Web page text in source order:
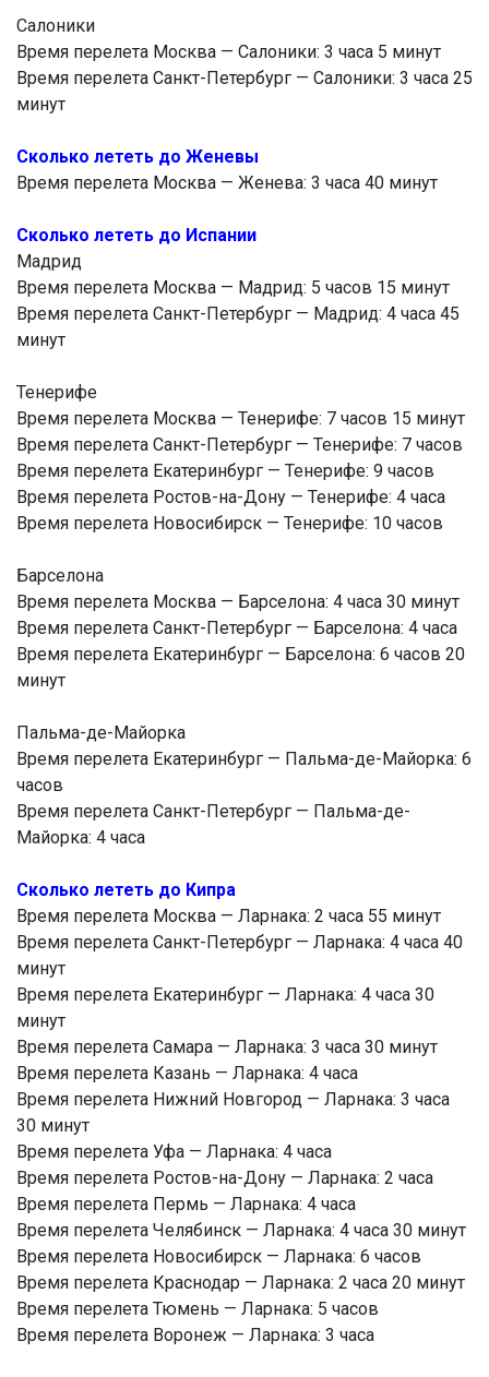
Салоники
Время перелета Москва — Салоники: 3 часа 5 минут
Время перелета Санкт-Петербург — Салоники: 3 часа 25
минут
Сколько лететь до Женевы
Время перелета Москва — Женева: 3 часа 40 минут
Сколько лететь до Испании
Мадрид
Время перелета Москва — Мадрид: 5 часов 15 минут
Время перелета Санкт-Петербург — Мадрид: 4 часа 45
минут
Тенерифе
Время перелета Москва — Тенерифе: 7 часов 15 минут
Время перелета Санкт-Петербург — Тенерифе: 7 часов
Время перелета Екатеринбург — Тенерифе: 9 часов
Время перелета Ростов-на-Дону — Тенерифе: 4 часа
Время перелета Новосибирск — Тенерифе: 10 часов
Барселона
Время перелета Москва — Барселона: 4 часа 30 минут
Время перелета Санкт-Петербург — Барселона: 4 часа
Время перелета Екатеринбург — Барселона: 6 часов 20
минут
Пальма-де-Майорка
Время перелета Екатеринбург — Пальма-де-Майорка: 6
часов
Время перелета Санкт-Петербург — Пальма-де-
Майорка: 4 часа
Сколько лететь до Кипра
Время перелета Москва — Ларнака: 2 часа 55 минут
Время перелета Санкт-Петербург — Ларнака: 4 часа 40
минут
Время перелета Екатеринбург — Ларнака: 4 часа 30
минут
Время перелета Самара — Ларнака: 3 часа 30 минут
Время перелета Казань — Ларнака: 4 часа
Время перелета Нижний Новгород — Ларнака: 3 часа
30 минут
Время перелета Уфа — Ларнака: 4 часа
Время перелета Ростов-на-Дону — Ларнака: 2 часа
Время перелета Пермь — Ларнака: 4 часа
Время перелета Челябинск — Ларнака: 4 часа 30 минут
Время перелета Новосибирск — Ларнака: 6 часов
Время перелета Краснодар — Ларнака: 2 часа 20 минут
Время перелета Тюмень — Ларнака: 5 часов
Время перелета Воронеж — Ларнака: 3 часа